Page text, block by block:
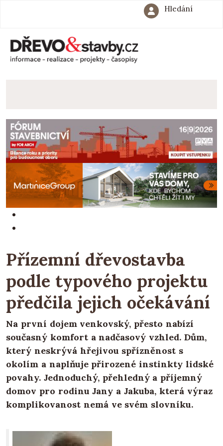
Hledání
Přízemní dřevostavba
podle typového projektu
předčila jejich očekávání
Na první dojem venkovský, přesto nabízí
současný komfort a nadčasový vzhled. Dům,
který neskrývá hřejivou spřízněnost s
okolím a naplňuje přirozené instinkty lidské
povahy. Jednoduchý, přehledný a příjemný
domov pro rodinu Jany a Jakuba, která výraz
komplikovanost nemá ve svém slovníku.